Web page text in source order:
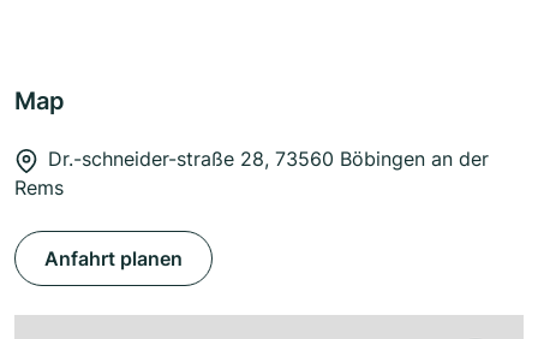
Map
Dr.-schneider-straße 28, 73560 Böbingen an der
Rems
Anfahrt planen